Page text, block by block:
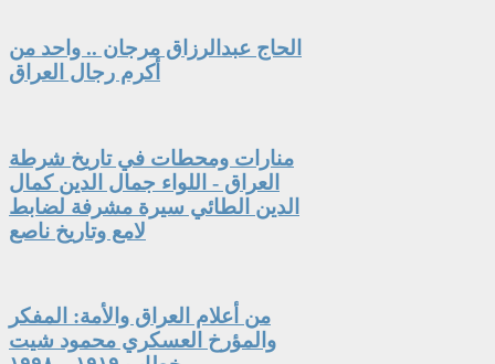
الحاج عبدالرزاق مرجان .. واحد من
أكرم رجال العراق
منارات ومحطات في تاريخ شرطة
العراق - اللواء جمال الدين كمال
الدين الطائي سيرة مشرفة لضابط
لامع وتاريخ ناصع
من أعلام العراق والأمة: المفكر
والمؤرخ العسكري محمود شيت